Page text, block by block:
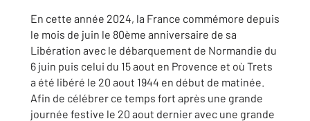
En cette année 2024, la France commémore depuis
le mois de juin le 80ème anniversaire de sa
Libération avec le débarquement de Normandie du
6 juin puis celui du 15 aout en Provence et où Trets
a été libéré le 20 aout 1944 en début de matinée.
Afin de célébrer ce temps fort après une grande
journée festive le 20 aout dernier avec une grande